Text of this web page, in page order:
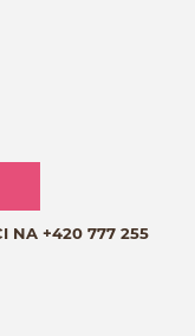
NA +420 777 255